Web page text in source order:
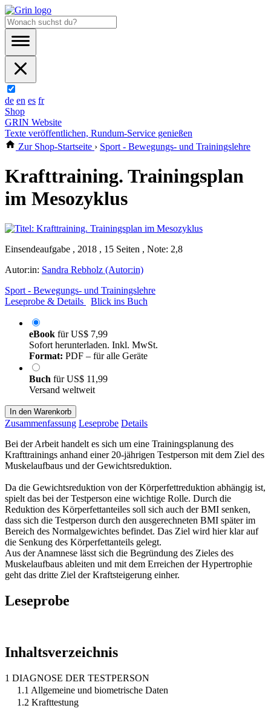
de en es fr
Shop
GRIN Website
Texte veröffentlichen, Rundum-Service genießen
Zur Shop-Startseite › Sport - Bewegungs- und Trainingslehre
Krafttraining. Trainingsplan
im Mesozyklus
Einsendeaufgabe , 2018 , 15 Seiten , Note: 2,8
Autor:in: Sandra Rebholz (Autor:in)
Sport - Bewegungs- und Trainingslehre
Leseprobe & Details
Blick ins Buch
eBook fürUS$ 7,99
Sofort herunterladen. Inkl. MwSt.
Format: PDF – für alle Geräte
Buch fürUS$ 11,99
Versand weltweit
In den Warenkorb
Zusammenfassung Leseprobe Details
Bei der Arbeit handelt es sich um eine Trainingsplanung des
Krafttrainings anhand einer 20-jährigen Testperson mit dem Ziel des
Muskelaufbaus und der Gewichtsreduktion.
Da die Gewichtsreduktion von der Körperfettreduktion abhängig ist,
spielt das bei der Testperson eine wichtige Rolle. Durch die
Reduktion des Körperfettanteiles soll sich auch der BMI senken,
dass sich die Testperson durch den ausgerechneten BMI später im
Bereich des Normalgewichtes befindet. Das Ziel wird hier klar auf
die Senkung des Körperfettanteils gelegt.
Aus der Anamnese lässt sich die Begründung des Zieles des
Muskelaufbaus ableiten und mit dem Erreichen der Hypertrophie
geht das dritte Ziel der Kraftsteigerung einher.
Leseprobe
Inhaltsverzeichnis
1 DIAGNOSE DER TESTPERSON
1.1 Allgemeine und biometrische Daten
1.2 Krafttestung